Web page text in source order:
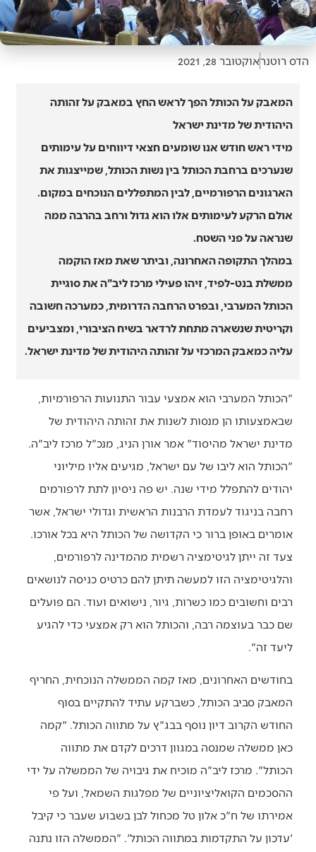
הדס רוטנראוקטובר 28, 2021
המאבק על הכותל הפך לראש החץ במאבק על זהותה
היהודית של מדינת ישראל
מידי ראש חודש אנו שומעים חצאי דיווחים על עימותים
שנערכים ברחבת הכותל בין נשות הכותל, שמייצגות את
הארגונים הרפורמיים, לבין המתפללים הנוכחים במקום.
אולם הרקע לעימותים אלו הוא גדול ורחב בהרבה ממה
שנראה על פני השטח.
במהלך התקופה האחרונה, וביתר שאת מאז הוקמה
ממשלת בנט-לפיד, זיהו פעילי מרכז ליב"ה את סוגיית
הכותל המערבי, ובפרט הרחבה הדרומית, כמערכה חשובה
וקריטית שנשארה מתחת לרדאר בשיח הציבורי, ומצביעים
עליה כמאבק המרכזי על זהותה היהודית של מדינת ישראל.
"הכותל המערבי הוא אמצעי עבור התנועות הרפורמיות,
שבאמצעותו הן מנסות לשנות את זהותה היהודית של
מדינת ישראל מהיסוד" אמר אורן הניג, מנכ"ל מרכז ליב"ה.
"הכותל הוא ליבו של עם ישראל, מגיעים אליו מיליוני
יהודים להתפלל מידי שנה. יש פה ניסיון לתת לרפורמים
רחבה בניגוד לעמדת הרבנות הראשית וגדולי ישראל, אשר
אומרים באופן ברור כי הקדושה של הכותל היא בכל אורכו.
צעד זה ייתן לגיטימציה רשמית מהמדינה לרפורמים,
והלגיטימציה הזו למעשה תיתן להם כרטיס כניסה לנושאים
רבים וחשובים כמו כשרות, גיור, נישואים ועוד. הם פועלים
שם כבר בעוצמה רבה, והכותל הוא רק אמצעי כדי להגיע
ליעד זה".
בחודשים האחרונים, מאז קמה הממשלה הנוכחית, החריף
המאבק סביב הכותל, כשברקע עתיד להתקיים בסוף
החודש הקרוב דיון נוסף בבג"ץ על מתווה הכותל. "קמה
כאן ממשלה שמנסה במגוון דרכים לקדם את מתווה
הכותל". מרכז ליב"ה מוכיח את גיבויה של הממשלה על ידי
ההסכמים הקואליציוניים של מפלגות השמאל, ועל פי
אמירתו של ח"כ אלון טל מכחול לבן בשבוע שעבר כי קיבל
'עדכון על התקדמות במתווה הכותל'. "הממשלה הזו נתנה